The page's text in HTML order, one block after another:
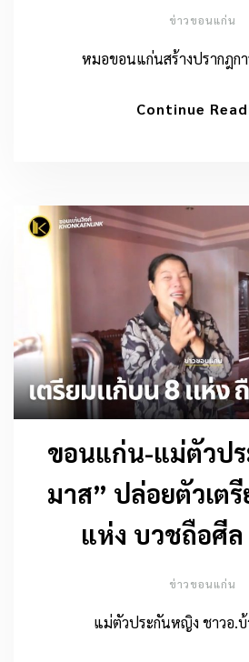
ข่าวขอนแก่น
หมอขอนแก่นสร้างปรากฎ
Continue
ขอนแก่น-แม่ตัวป
มาส” ปล่อยตัวเต
แห่ง บวชถือศีล
ข่าวขอนแก่น
แม่ตัวประกันหญิง ชาวอ.